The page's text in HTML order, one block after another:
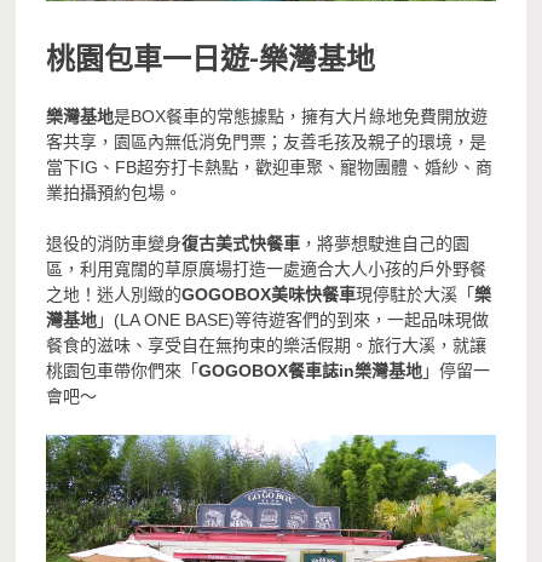
桃園包車一日遊-樂灣基地
樂灣基地是BOX餐車的常態據點，擁有大片綠地免費開放遊
客共享，園區內無低消免門票；友善毛孩及親子的環境，是
當下IG、FB超夯打卡熱點，歡迎車聚、寵物團體、婚紗、商
業拍攝預約包場。
退役的消防車變身復古美式快餐車 ，將夢想駛進自己的園
區，利用寬闊的草原廣場打造一處適合大人小孩的戶外野餐
之地！迷人別緻的GOGOBOX美味快餐車現停駐於大溪「樂
灣基地」(LA ONE BASE)等待遊客們的到來，一起品味現做
餐食的滋味、享受自在無拘束的樂活假期。旅行大溪，就讓
桃園包車帶你們來「GOGOBOX餐車誌in樂灣基地」停留一
會吧～